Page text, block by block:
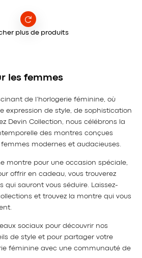
plus de produits
les femmes
de l’horlogerie féminine, où
expression de style, de sophistication
Devin Collection, nous célébrons la
des montres conçues
modernes et audacieuses.
montre pour une occasion spéciale,
offrir en cadeau, vous trouverez
qui sauront vous séduire. Laissez-
et trouvez la montre qui vous
sociaux pour découvrir nos
de style et pour partager votre
féminine avec une communauté de